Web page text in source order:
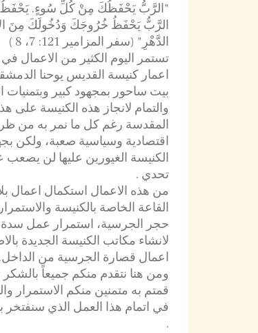
"الرَّبُّ يَحْفَظُكَ مِنْ كُلِّ سُوءٍ.
الرَّبُّ يَحْفَظُ خُرُوجَكَ وَدُخُولَكَ مِنَ
الدَّهْرِ" (سفر المزامير 121: 7، 8 )
تستمر اليوم الكثير من الاعمال
اعمار كنيسة القديس يوحنا
بيت ساحور بمجهود كبير وبتمنيات
والتمام لانجاز هذه الكنيسة على
المقدسة رغم كل ما نمر به من
اقتصادية وسياسية صعبة، ولكن
الكنيسة الغيورين عليها لن يصعب
تحدي .
من هذه الاعمال استكمال اعمال
القاعة الخاصة بالكنيسة والاستمرار
حجر الجرسية، استمرار عمل سدة
لانشاء مكاتب الكنيسة الجديدة
اعمال قصارة الجرسية من الداخل.
ومن هنا نتقدم منكم جميعاً
قمتم به متمنين منكم الاستمرار
في اتمام هذا العمل الذي سنفتخر
.